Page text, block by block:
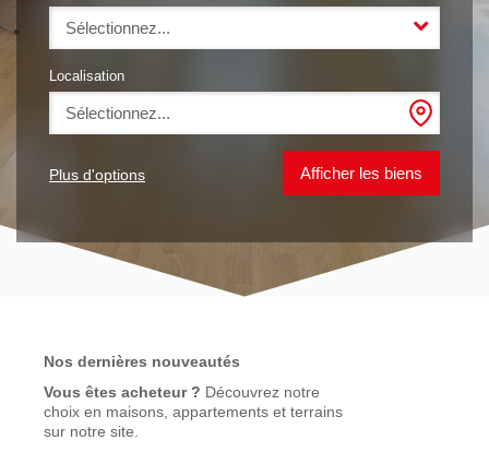
Contact
Sélectionnez...
Localisation
Sélectionnez...
Plus d'options
Nos dernières nouveautés
Vous êtes acheteur ? Découvrez notre
choix en maisons, appartements et terrains
sur notre site.